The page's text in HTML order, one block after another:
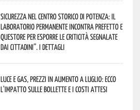
Sicurezza nel Centro Storico di Potenza: il
Laboratorio Permanente incontra Prefetto e
Questore per esporre le criticità segnalate
dai cittadini”. I dettagli
Luce e gas, prezzi in aumento a luglio: ecco
l’impatto sulle bollette e i costi attesi